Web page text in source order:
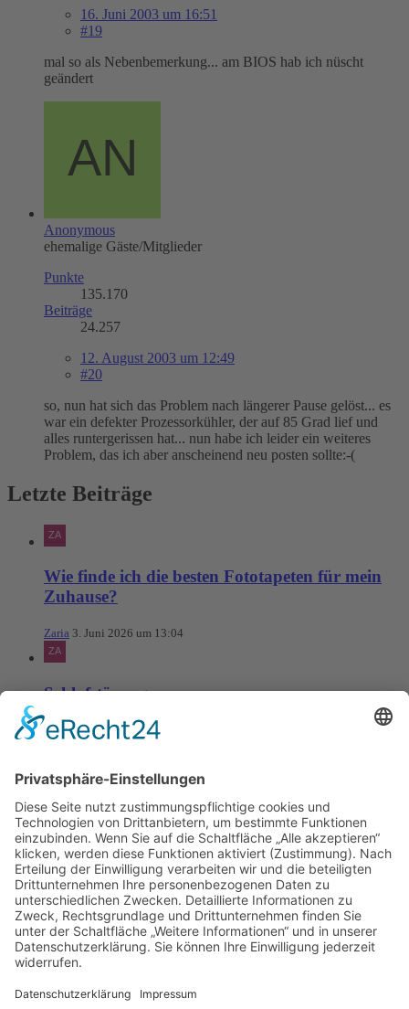
16. Juni 2003 um 16:51
#19
mal so als Nebenbemerkung... am BIOS hab ich nüscht
geändert
Anonymous
ehemalige Gäste/Mitglieder
Punkte
135.170
Beiträge
24.257
12. August 2003 um 12:49
#20
so, nun hat sich das Problem nach längerer Pause gelöst... es
war ein defekter Prozessorkühler, der auf 85 Grad lief und
alles runtergerissen hat... nun habe ich leider ein weiteres
Problem, das ich aber anscheinend neu posten sollte:-(
Letzte Beiträge
Wie finde ich die besten Fototapeten für mein
Zuhause?
Zaria 3. Juni 2026 um 13:04
Schlafstörungen
Zaria 3. Juni 2026 um 13:03
Ms word to PDF
Manuellsen 28. Mai 2026 um 10:31
Künstliche Intelligenz in der
Plattformentwicklung
MasonOgden 24. August 2025 um 10:58
Was habt ihr euch zuletzt gekauft?